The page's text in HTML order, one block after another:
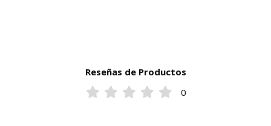
Reseñas de Productos
0